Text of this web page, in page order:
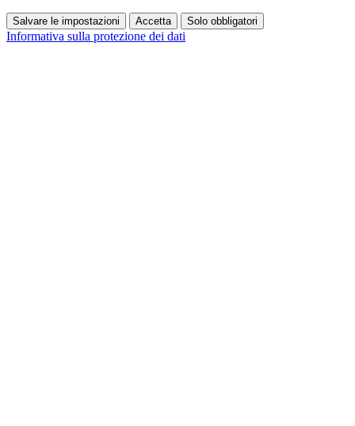
Salvare le impostazioni Accetta Solo obbligatori
Informativa sulla protezione dei dati